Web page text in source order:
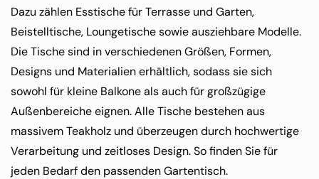
Dazu zählen Esstische für Terrasse und Garten,
Beistelltische, Loungetische sowie ausziehbare Modelle.
Die Tische sind in verschiedenen Größen, Formen,
Designs und Materialien erhältlich, sodass sie sich
sowohl für kleine Balkone als auch für großzügige
Außenbereiche eignen. Alle Tische bestehen aus
massivem Teakholz und überzeugen durch hochwertige
Verarbeitung und zeitloses Design. So finden Sie für
jeden Bedarf den passenden Gartentisch.